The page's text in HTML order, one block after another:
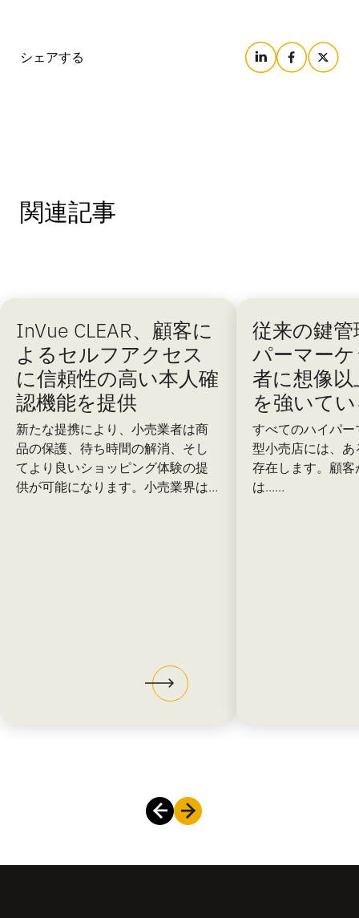
シェアする
関連記事
InVue CLEAR、顧客に
よるセルフアクセス
に信頼性の高い本人確
認機能を提供
新たな提携により、小売業者は商
品の保護、待ち時間の解消、そし
てより良いショッピング体験の提
供が可能になります。小売業界は…
従来の鍵
パーマー
者に想像
を強いて
すべてのハイパ
型小売店には、
存在します。顧
は……